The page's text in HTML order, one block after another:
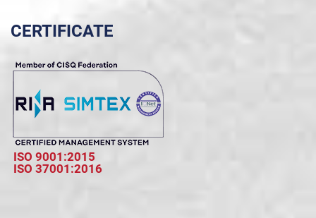
CERTIFICATE
ISO 9001:2015
ISO 37001:2016